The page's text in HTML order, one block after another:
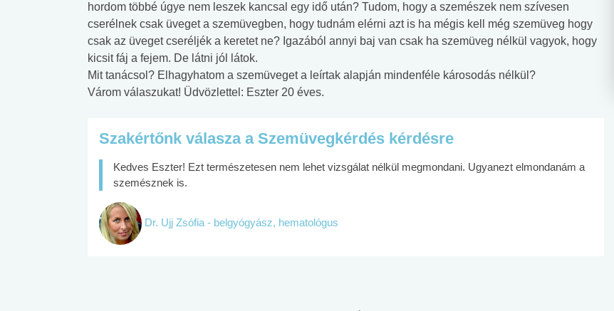
hordom többé úgye nem leszek kancsal egy idő után? Tudom, hogy a szemészek nem szívesen
cserélnek csak üveget a szemüvegben, hogy tudnám elérni azt is ha mégis kell még szemüveg hogy
csak az üveget cseréljék a keretet ne? Igazából annyi baj van csak ha szemüveg nélkül vagyok, hogy
kicsit fáj a fejem. De látni jól látok.
Mit tanácsol? Elhagyhatom a szemüveget a leírtak alapján mindenféle károsodás nélkül?
Várom válaszukat! Üdvözlettel: Eszter 20 éves.
Szakértőnk válasza a Szemüvegkérdés kérdésre
Kedves Eszter! Ezt természetesen nem lehet vizsgálat nélkül megmondani. Ugyanezt elmondanám a
szemésznek is.
Dr. Ujj Zsófia - belgyógyász, hematológus